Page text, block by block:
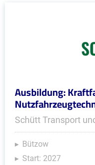
Ausbildung:
Schütt Transport
Bützow
Start: 2027